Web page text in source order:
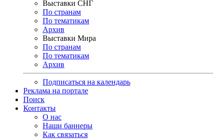
Выставки СНГ
По странам
По тематикам
Архив
Выставки Мира
По странам
По тематикам
Архив
Подписаться на календарь
Реклама на портале
Поиск
Контакты
О нас
Наши баннеры
Как связаться